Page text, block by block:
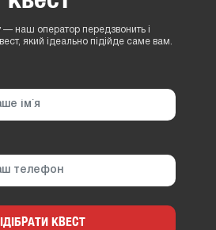
— наш оператор передзвонить і
який ідеально підійде саме вам.
КВЕСТ